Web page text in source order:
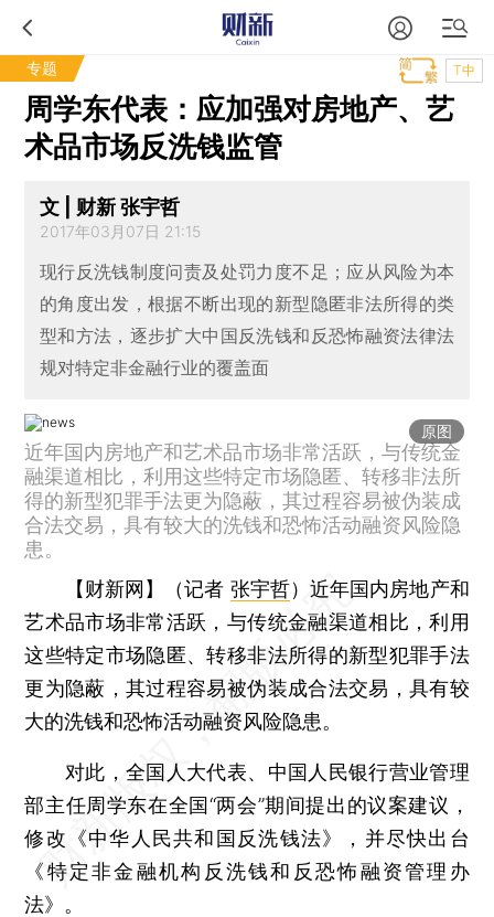
专题 T中
周学东代表：应加强对房地产、艺
术品市场反洗钱监管
文 | 财新 张宇哲
2017年03月07日 21:15
现行反洗钱制度问责及处罚力度不足；应从风险为本
的角度出发，根据不断出现的新型隐匿非法所得的类
型和方法，逐步扩大中国反洗钱和反恐怖融资法律法
规对特定非金融行业的覆盖面
原图
近年国内房地产和艺术品市场非常活跃，与传统金
融渠道相比，利用这些特定市场隐匿、转移非法所
得的新型犯罪手法更为隐蔽，其过程容易被伪装成
合法交易，具有较大的洗钱和恐怖活动融资风险隐
患。
【财新网】（记者 张宇哲） 近年国内房地产和
艺术品市场非常活跃，与传统金融渠道相比，利用
这些特定市场隐匿、转移非法所得的新型犯罪手法
更为隐蔽，其过程容易被伪装成合法交易，具有较
大的洗钱和恐怖活动融资风险隐患。
对此，全国人大代表、中国人民银行营业管理
部主任周学东在全国“两会”期间提出的议案建议，
修改《中华人民共和国反洗钱法》，并尽快出台
《特定非金融机构反洗钱和反恐怖融资管理办
法》。